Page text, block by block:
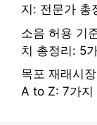
지: 전문가 총
소음 허용 기
치 총정리: 5
목포 재래시
A to Z: 7가지